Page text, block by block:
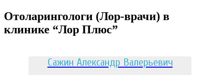
Отоларингологи (Лор-врачи) в
клинике “Лор Плюс”
Сажин Александр Валерьевич